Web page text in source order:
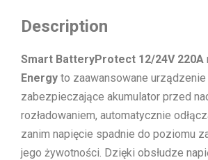
Description
Smart BatteryProtect 12/24V 220A
Energy to zaawansowane urządzenie
zabezpieczające akumulator przed
rozładowaniem, automatycznie
zanim napięcie spadnie do poziomu
jego żywotności. Dzięki obsłudze